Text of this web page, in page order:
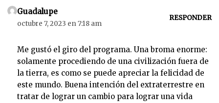
o
r
Guadalupe
octubre 7, 2023 en 7:18 am
RESPONDER
Me gustó el giro del programa. Una broma enorme:
solamente procediendo de una civilización fuera de
la tierra, es como se puede apreciar la felicidad de
este mundo. Buena intención del extraterrestre en
tratar de lograr un cambio para lograr una vida